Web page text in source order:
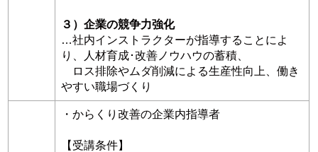
３）企業の競争⼒強化
…社内インストラクターが指導することによ
り、⼈材育成･改善ノウハウの蓄積、
ロス排除やムダ削減による⽣産性向上、働き
やすい職場づくり
・からくり改善の企業内指導者
【受講条件】